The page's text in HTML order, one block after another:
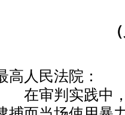
高人民法院：
在审判实践中，